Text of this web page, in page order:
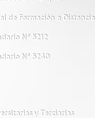
de Formación a Distancia
Nº 5212
Nº 5240
y Terciarias